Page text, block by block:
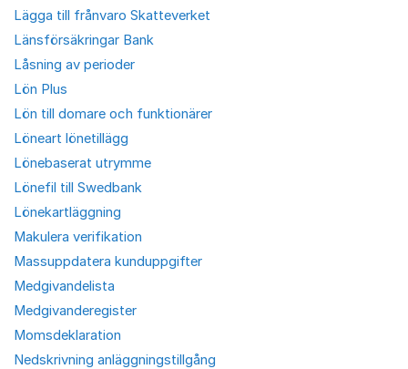
Lägga till frånvaro Skatteverket
Länsförsäkringar Bank
Låsning av perioder
Lön Plus
Lön till domare och funktionärer
Löneart lönetillägg
Lönebaserat utrymme
Lönefil till Swedbank
Lönekartläggning
Makulera verifikation
Massuppdatera kunduppgifter
Medgivandelista
Medgivanderegister
Momsdeklaration
Nedskrivning anläggningstillgång